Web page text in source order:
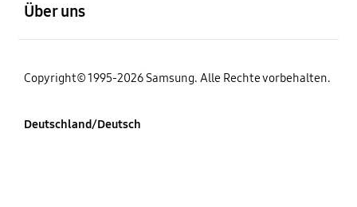
Über uns
Copyright© 1995-2026 Samsung. Alle Rechte vorbehalten.
Deutschland/Deutsch